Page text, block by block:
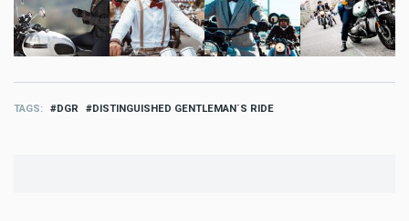
TAGS DGR DISTINGUISHED GENTLEMAN´S RIDE